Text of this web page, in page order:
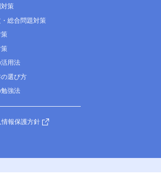
策
総合問題対策
用法
選び方
強法
情報保護方針